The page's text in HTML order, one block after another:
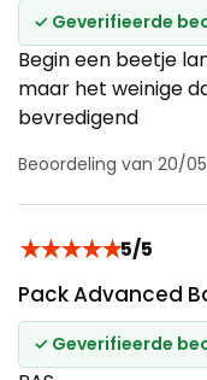
✓ Geverifieerde
Begin een beetje
maar het weinige
bevredigend
Beoordeling van 20/
★★★★★5/5
Pack Advanced
✓ Geverifieerde